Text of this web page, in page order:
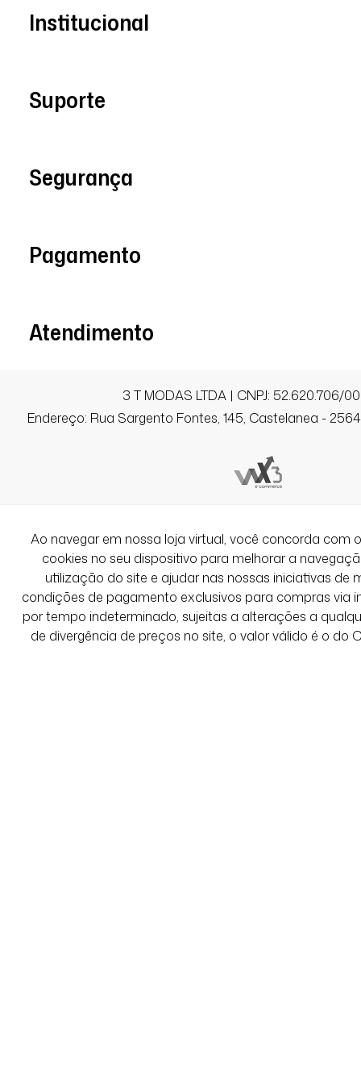
Institucional
Suporte
Segurança
Pagamento
Atendimento
3 T MODAS LTDA | CNPJ: 52.620.706/
Endereço: Rua Sargento Fontes, 145, Castelanea -
Ao navegar em nossa loja virtual, você concorda com
cookies no seu dispositivo para melhorar a
utilização do site e ajudar nas nossas iniciativas de
condições de pagamento exclusivos para compras via
por tempo indeterminado, sujeitas a alterações a
de divergência de preços no site, o valor válido é o do